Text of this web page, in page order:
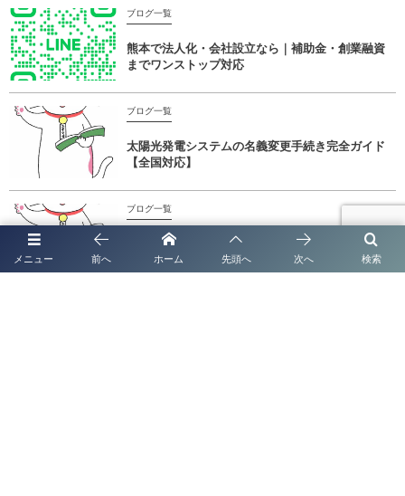
ブログ一覧
熊本で法人化・会社設立なら｜補助金・創業融資
までワンストップ対応
ブログ一覧
太陽光発電システムの名義変更手続き完全ガイド
【全国対応】
ブログ一覧
太陽光発電システムの名義変更手続き完全ガイド
【2026年最新版】
メニュー 検索
前へ ホーム 先頭へ 次へ